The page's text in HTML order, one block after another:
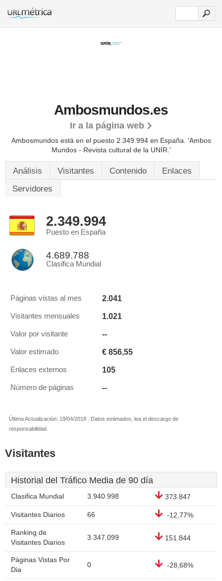
Ambosmundos.es
Ir a la página web
Ambosmundos está en el puesto 2.349.994 en España. 'Ambos
Mundos - Revista cultural de la UNIR.'
Análisis Visitantes Contenido
Enlaces
Servidores
2.349.994
Puesto en España
4.689.788
Clasifica Mundial
Páginas vistas al mes 2.041
Visitantes mensuales 1.021
Valor por visitante --
Valor estimado € 856,55
Enlaces externos 105
Número de páginas --
Última Actualización: 19/04/2018 . Datos estimados, lea el descargo de
responsabilidad.
Visitantes
Historial del Tráfico Media de 90 día
Clasifica Mundial 3.940.998 373.847
Visitantes Diarios 66 -12,77%
Ranking de
Visitantes Diarios
3.347.099 151.844
Páginas Vistas Por
Dia
0 -28,68%